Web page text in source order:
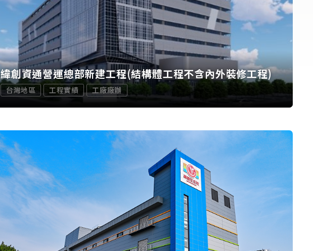
緯創資通營運總部新建工程(結構體工程不含內外裝修工程)
台灣地區 工程實績 工廠廠辦